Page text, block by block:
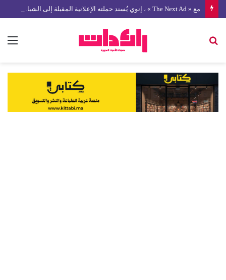
مع « The Next Ad » ، إنوي يُسند حملته الإعلانية المقبلة إلى الشباب المغربي